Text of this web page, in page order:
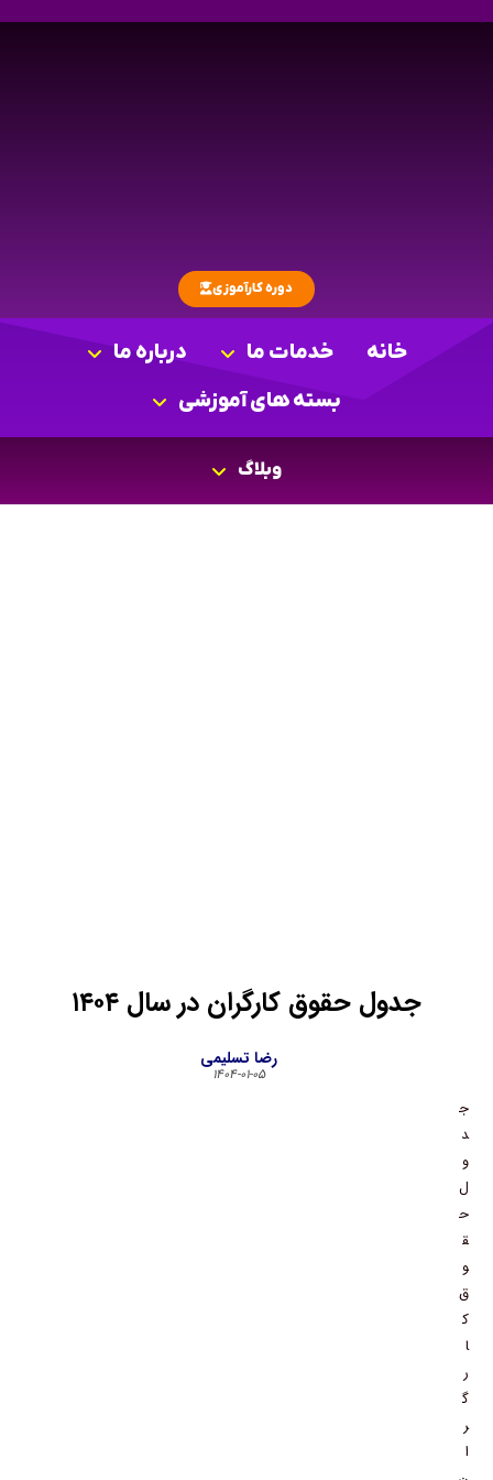
دوره کارآموزی
خانه خدمات ما
درباره ما
بسته های آموزشی
وبلاگ
جدول حقوق کارگران در سال ۱۴۰۴
رضا تسلیمی
۱۴۰۴-۰۱-۰۵
ج
د
و
ل
ح
ق
و
ق
ک
ا
ر
گ
ر
ا